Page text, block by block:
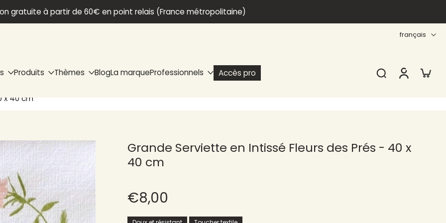
gratuite à partir de 60€ en point relais (France métropolitaine)
français
Produits Thèmes BlogLa marqueProfessionnels Accès pro
x 40 cm
Grande Serviette en Intissé Fleurs des Prés - 40 x
40 cm
€8,00